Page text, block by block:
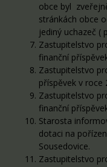
obce byl
stránkách obce
jediný uchazeč (
Zastupitelstvo
finanční
Zastupitelstvo
příspěvek v roce
Zastupitelstvo
finanční
Starosta
dotaci na
Sousedovice.
Zastupitelstvo